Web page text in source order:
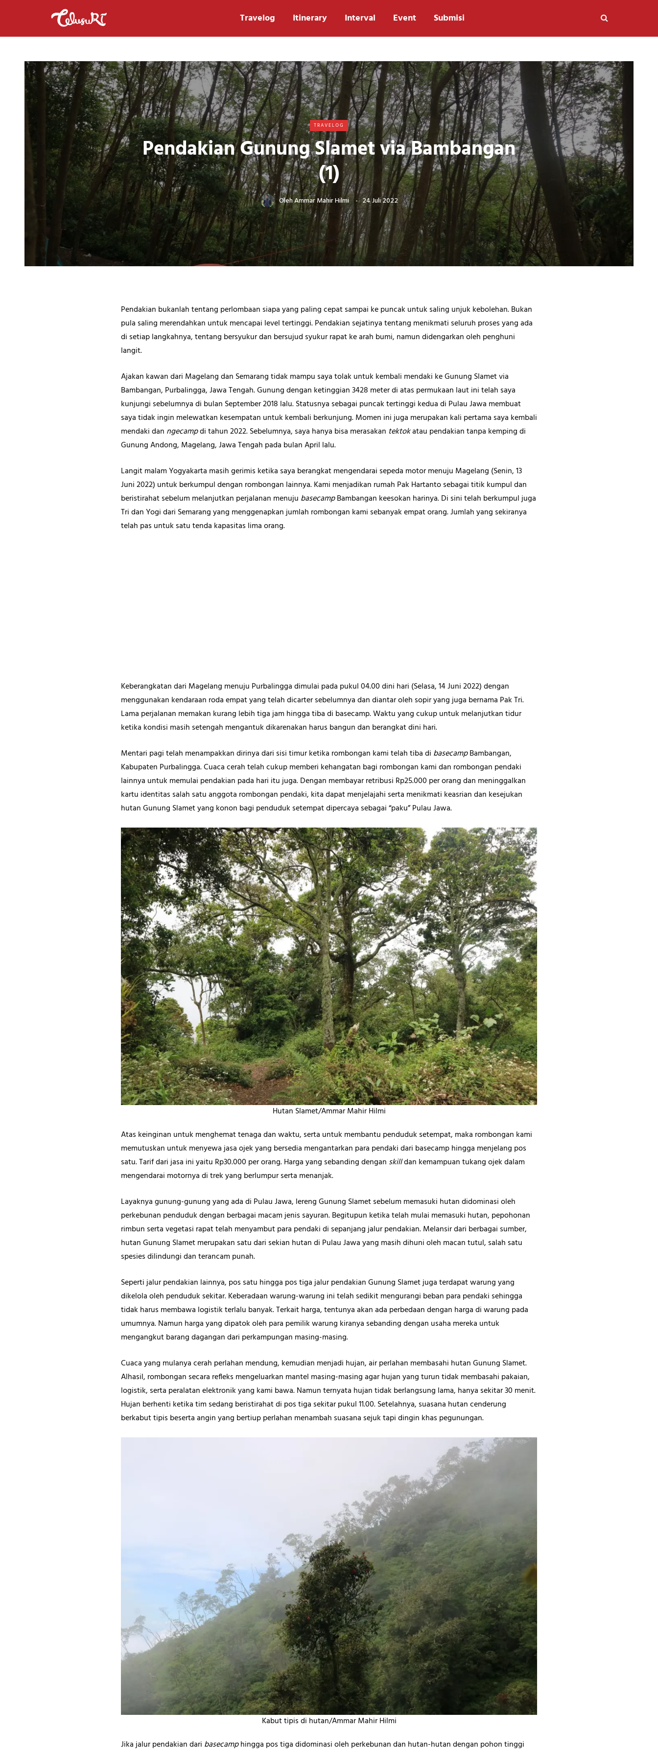
Travelog Itinerary Interval Event Submisi
TRAVELOG
Pendakian Gunung Slamet via Bambangan
(1)
OlehAmmar Mahir Hilmi 24 Juli 2022
Pendakian bukanlah tentang perlombaan siapa yang paling cepat sampai ke puncak untuk saling unjuk kebolehan. Bukan
pula saling merendahkan untuk mencapai level tertinggi. Pendakian sejatinya tentang menikmati seluruh proses yang ada
di setiap langkahnya, tentang bersyukur dan bersujud syukur rapat ke arah bumi, namun didengarkan oleh penghuni
langit.
Ajakan kawan dari Magelang dan Semarang tidak mampu saya tolak untuk kembali mendaki ke Gunung Slamet via
Bambangan, Purbalingga, Jawa Tengah. Gunung dengan ketinggian 3428 meter di atas permukaan laut ini telah saya
kunjungi sebelumnya di bulan September 2018 lalu. Statusnya sebagai puncak tertinggi kedua di Pulau Jawa membuat
saya tidak ingin melewatkan kesempatan untuk kembali berkunjung. Momen ini juga merupakan kali pertama saya kembali
mendaki dan ngecampdi tahun 2022. Sebelumnya, saya hanya bisa merasakan tektokatau pendakian tanpa kemping di
Gunung Andong, Magelang, Jawa Tengah pada bulan April lalu.
Langit malam Yogyakarta masih gerimis ketika saya berangkat mengendarai sepeda motor menuju Magelang (Senin, 13
Juni 2022) untuk berkumpul dengan rombongan lainnya. Kami menjadikan rumah Pak Hartanto sebagai titik kumpul dan
beristirahat sebelum melanjutkan perjalanan menuju basecampBambangan keesokan harinya. Di sini telah berkumpul juga
Tri dan Yogi dari Semarang yang menggenapkan jumlah rombongan kami sebanyak empat orang. Jumlah yang sekiranya
telah pas untuk satu tenda kapasitas lima orang.
Keberangkatan dari Magelang menuju Purbalingga dimulai pada pukul 04.00 dini hari (Selasa, 14 Juni 2022) dengan
menggunakan kendaraan roda empat yang telah dicarter sebelumnya dan diantar oleh sopir yang juga bernama Pak Tri.
Lama perjalanan memakan kurang lebih tiga jam hingga tiba di basecamp. Waktu yang cukup untuk melanjutkan tidur
ketika kondisi masih setengah mengantuk dikarenakan harus bangun dan berangkat dini hari.
Mentari pagi telah menampakkan dirinya dari sisi timur ketika rombongan kami telah tiba di basecampBambangan,
Kabupaten Purbalingga. Cuaca cerah telah cukup memberi kehangatan bagi rombongan kami dan rombongan pendaki
lainnya untuk memulai pendakian pada hari itu juga. Dengan membayar retribusi Rp25.000 per orang dan meninggalkan
kartu identitas salah satu anggota rombongan pendaki, kita dapat menjelajahi serta menikmati keasrian dan kesejukan
hutan Gunung Slamet yang konon bagi penduduk setempat dipercaya sebagai “paku” Pulau Jawa.
Hutan Slamet/Ammar Mahir Hilmi
Atas keinginan untuk menghemat tenaga dan waktu, serta untuk membantu penduduk setempat, maka rombongan kami
memutuskan untuk menyewa jasa ojek yang bersedia mengantarkan para pendaki dari basecamp hingga menjelang pos
satu. Tarif dari jasa ini yaitu Rp30.000 per orang. Harga yang sebanding dengan skilldan kemampuan tukang ojek dalam
mengendarai motornya di trek yang berlumpur serta menanjak.
Layaknya gunung-gunung yang ada di Pulau Jawa, lereng Gunung Slamet sebelum memasuki hutan didominasi oleh
perkebunan penduduk dengan berbagai macam jenis sayuran. Begitupun ketika telah mulai memasuki hutan, pepohonan
rimbun serta vegetasi rapat telah menyambut para pendaki di sepanjang jalur pendakian. Melansir dari berbagai sumber,
hutan Gunung Slamet merupakan satu dari sekian hutan di Pulau Jawa yang masih dihuni oleh macan tutul, salah satu
spesies dilindungi dan terancam punah.
Seperti jalur pendakian lainnya, pos satu hingga pos tiga jalur pendakian Gunung Slamet juga terdapat warung yang
dikelola oleh penduduk sekitar. Keberadaan warung-warung ini telah sedikit mengurangi beban para pendaki sehingga
tidak harus membawa logistik terlalu banyak. Terkait harga, tentunya akan ada perbedaan dengan harga di warung pada
umumnya. Namun harga yang dipatok oleh para pemilik warung kiranya sebanding dengan usaha mereka untuk
mengangkut barang dagangan dari perkampungan masing-masing.
Cuaca yang mulanya cerah perlahan mendung, kemudian menjadi hujan, air perlahan membasahi hutan Gunung Slamet.
Alhasil, rombongan secara refleks mengeluarkan mantel masing-masing agar hujan yang turun tidak membasahi pakaian,
logistik, serta peralatan elektronik yang kami bawa. Namun ternyata hujan tidak berlangsung lama, hanya sekitar 30 menit.
Hujan berhenti ketika tim sedang beristirahat di pos tiga sekitar pukul 11.00. Setelahnya, suasana hutan cenderung
berkabut tipis beserta angin yang bertiup perlahan menambah suasana sejuk tapi dingin khas pegunungan.
Kabut tipis di hutan/Ammar Mahir Hilmi
Jika jalur pendakian dari basecamphingga pos tiga didominasi oleh perkebunan dan hutan-hutan dengan pohon tinggi